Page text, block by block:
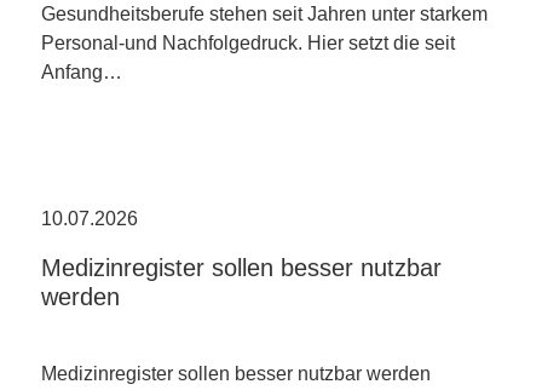
Gesundheitsberufe stehen seit Jahren unter starkem
Personal-und Nachfolgedruck. Hier setzt die seit
Anfang…
10.07.2026
Medizinregister sollen besser nutzbar
werden
Medizinregister sollen besser nutzbar werden